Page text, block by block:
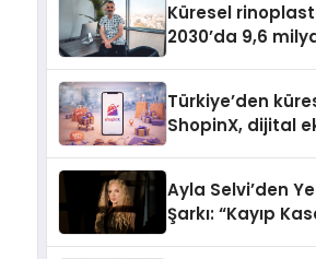
Küresel
2030’da 9,6
Türkiye’den
ShopinX, dijital
Ayla Selvi’den
Şarkı: “Kayıp